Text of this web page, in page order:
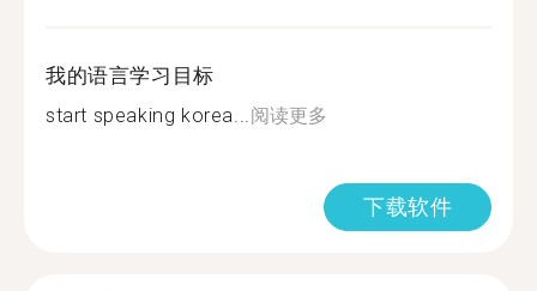
我的语言学习目标
start speaking korea... 阅读更多
下载软件